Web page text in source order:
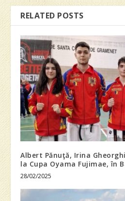
RELATED POSTS
Albert Pănuţă, Irina
la Cupa Oyama Fujimae, în
28/02/2025